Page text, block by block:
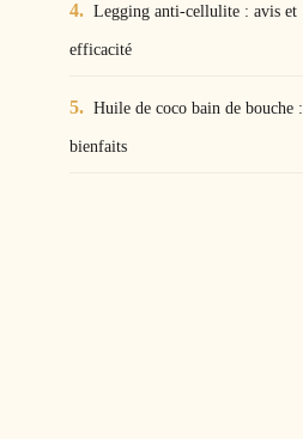
Legging anti-cellulite : avis et
efficacité
Huile de coco bain de bouche :
bienfaits